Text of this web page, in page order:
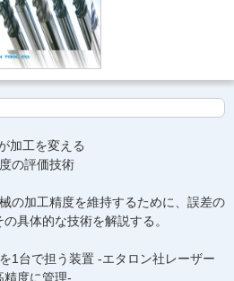
加工を変える
の評価技術
の加工精度を維持するために、誤差の
具体的な技術を解説する。
1台で担う装置 -エタロン社レーザー
精度に管理-